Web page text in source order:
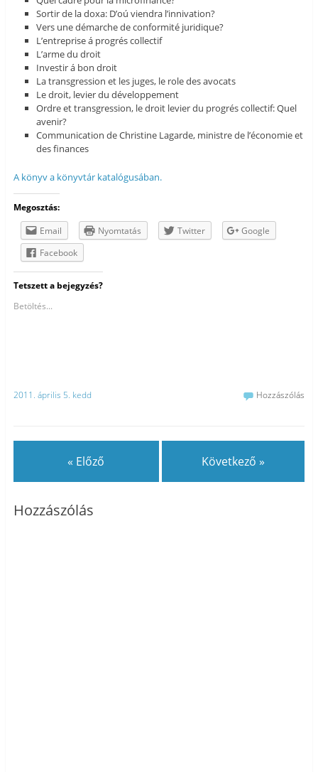
Sortir de la doxa: D’oú viendra l’innivation?
Vers une démarche de conformité juridique?
L’entreprise á progrés collectif
L’arme du droit
Investir á bon droit
La transgression et les juges, le role des avocats
Le droit, levier du développement
Ordre et transgression, le droit levier du progrés collectif: Quel
avenir?
Communication de Christine Lagarde, ministre de l’économie et
des finances
A könyv a könyvtár katalógusában.
Megosztás:
Email
Nyomtatás Twitter
Google
Facebook
Tetszett a bejegyzés?
Betöltés...
2011. április 5. kedd Hozzászólás
« Előző Következő »
Hozzászólás